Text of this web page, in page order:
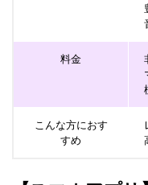
料金
こんな方におす
すめ